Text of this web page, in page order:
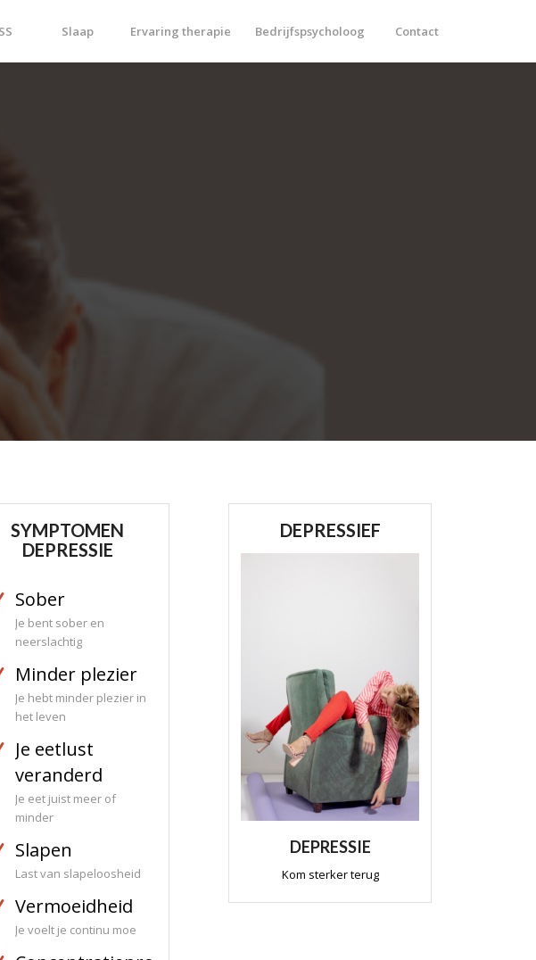
Slaap Ervaring therapie Bedrijfspsycholoog Contact
SYMPTOMEN
DEPRESSIE
Sober
Je bent sober en
neerslachtig
Minder plezier
Je hebt minder plezier in
het leven
Je eetlust
veranderd
Je eet juist meer of
minder
Slapen
Last van slapeloosheid
Vermoeidheid
Je voelt je continu moe
DEPRESSIEF
DEPRESSIE
Kom sterker terug